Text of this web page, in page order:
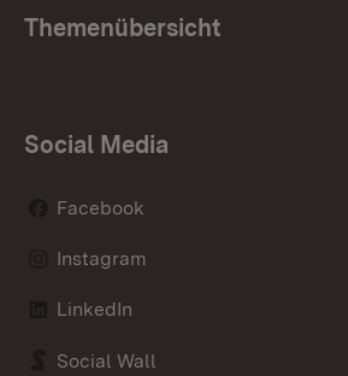
Themenübersicht
Social Media
Facebook
Instagram
LinkedIn
Social Wall